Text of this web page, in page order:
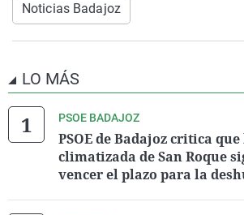
Noticias Badajoz
LO MÁS
PSOE BADAJOZ
PSOE de Badajoz critica
climatizada de San Roque
vencer el plazo para la